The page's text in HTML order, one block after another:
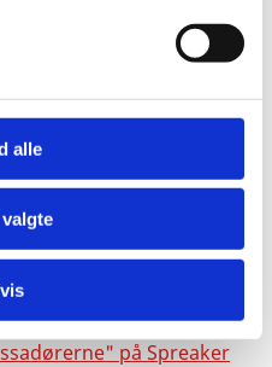
alle
iPhone.
Soundcloud her.
på Spreaker